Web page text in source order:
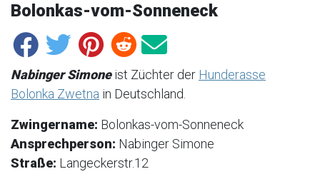
Bolonkas-vom-Sonneneck
Nabinger Simoneist Züchter der Hunderasse
Bolonka Zwetna in Deutschland.
Zwingername: Bolonkas-vom-Sonneneck
Ansprechperson: Nabinger Simone
Straße: Langeckerstr.12